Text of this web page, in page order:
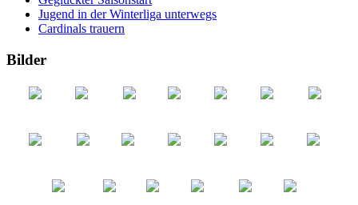
Jugend in der Winterliga unterwegs
Cardinals trauern
Bilder